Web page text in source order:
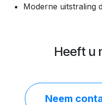
Moderne uitstraling
Heeft u
Neem